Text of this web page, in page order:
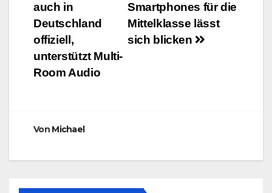
Smartphones für die
Mittelklasse lässt
sich blicken
auch in
Deutschland
offiziell,
unterstützt Multi-
Room Audio
Von Michael